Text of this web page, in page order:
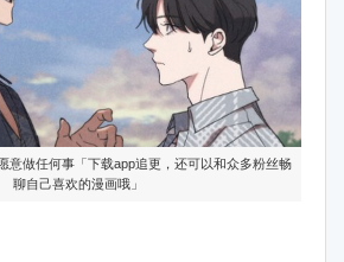
意做任何事「下载app追更，还可以和众多粉丝畅
聊自己喜欢的漫画哦」